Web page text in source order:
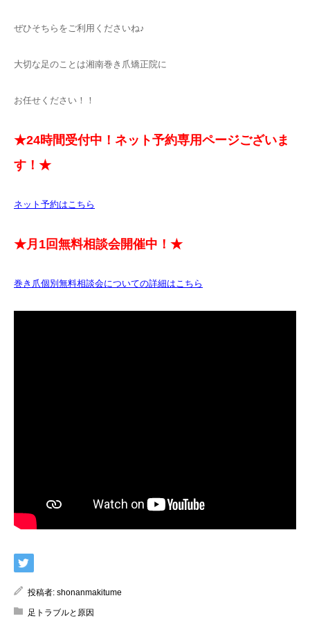
ぜひそちらをご利用くださいね♪
大切な足のことは湘南巻き爪矯正院に
お任せください！！
★24時間受付中！ネット予約専用ページございま
す！★
ネット予約はこちら
★月1回無料相談会開催中！★
巻き爪個別無料相談会についての詳細はこちら
投稿者: shonanmakitume
足トラブルと原因